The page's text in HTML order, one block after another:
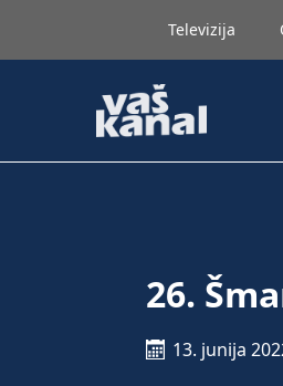
Televizija
26.
13. junija